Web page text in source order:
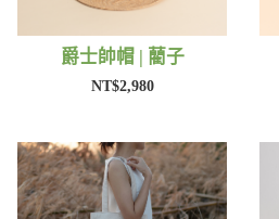
爵士帥帽 | 藺子
NT$2,980